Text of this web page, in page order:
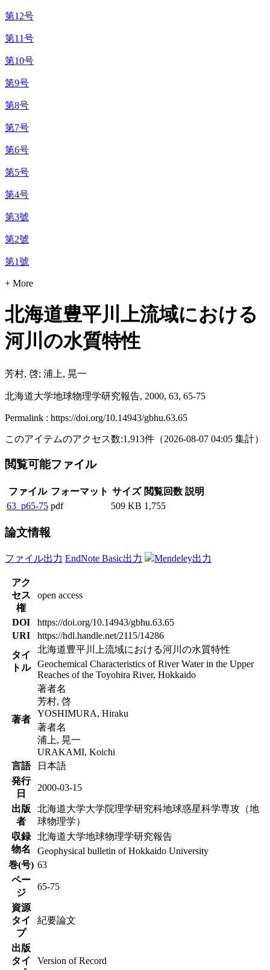
第12号
第11号
第10号
第9号
第8号
第7号
第6号
第5号
第4号
第3號
第2號
第1號
+ More
北海道豊平川上流域における
河川の水質特性
芳村, 啓; 浦上, 晃一
北海道大学地球物理学研究報告, 2000, 63, 65-75
Permalink : https://doi.org/10.14943/gbhu.63.65
このアイテムのアクセス数:1,913件 （2026-08-07 04:05 集計）
閲覧可能ファイル
ファイル フォーマット サイズ 閲覧回数 説明
63_p65-75 pdf 509 KB 1,755
論文情報
ファイル出力 EndNote Basic出力 Mendeley出力
アク
セス
権
open access
DOI
https://doi.org/10.14943/gbhu.63.65
URI
https://hdl.handle.net/2115/14286
タイ
トル
北海道豊平川上流域における河川の水質特性
Geochemical Characteristics of River Water in the Upper
Reaches of the Toyohira River, Hokkaido
著者
著者名
芳村, 啓
YOSHIMURA, Hiraku
著者名
浦上, 晃一
URAKAMI, Koichi
言語
日本語
発行
日
2000-03-15
出版
者
北海道大学大学院理学研究科地球惑星科学専攻（地
球物理学）
収録
物名
北海道大学地球物理学研究報告
Geophysical bulletin of Hokkaido University
巻(号) 63
ペー
ジ
65-75
資源
タイ
プ
紀要論文
出版
タイ
Version of Record